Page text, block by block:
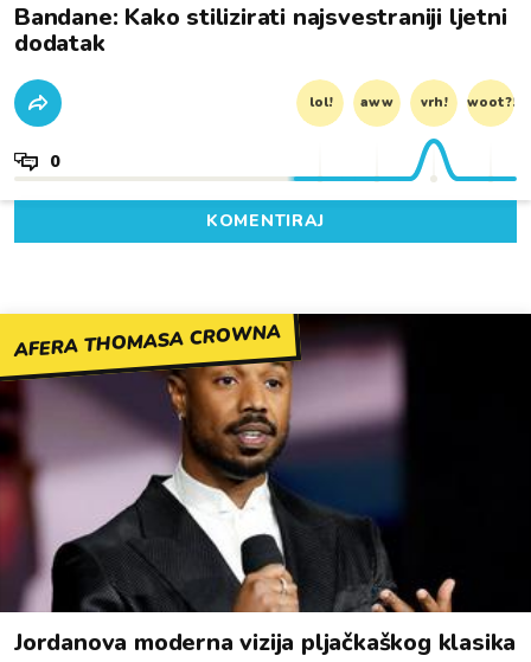
Bandane: Kako stilizirati najsvestraniji ljetni
dodatak
lol! aww vrh! woot?!
0
KOMENTIRAJ
AFERA THOMASA CROWNA
Jordanova moderna vizija pljačkaškog klasika